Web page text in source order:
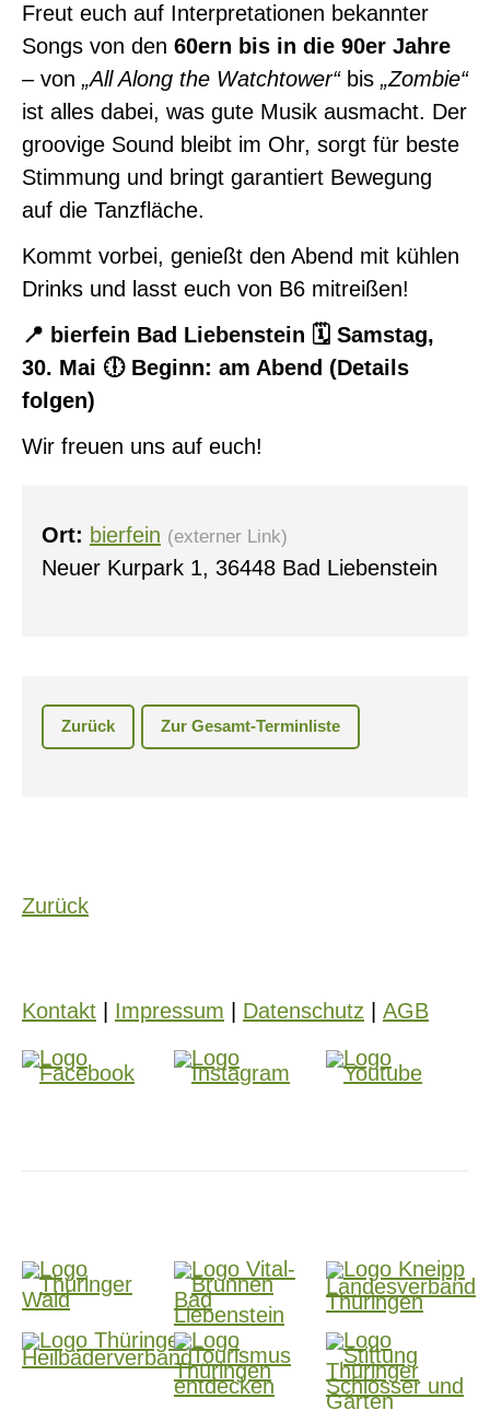
Freut euch auf Interpretationen bekannter
Songs von den 60ern bis in die 90er Jahre
– von „All Along the Watchtower“bis „Zombie“
ist alles dabei, was gute Musik ausmacht. Der
groovige Sound bleibt im Ohr, sorgt für beste
Stimmung und bringt garantiert Bewegung
auf die Tanzfläche.
Kommt vorbei, genießt den Abend mit kühlen
Drinks und lasst euch von B6 mitreißen!
📍 bierfein Bad Liebenstein 🗓 Samstag,
30. Mai 🕕 Beginn: am Abend (Details
folgen)
Wir freuen uns auf euch!
Ort: bierfein (externer Link)
Neuer Kurpark 1, 36448 Bad Liebenstein
Zurück Zur Gesamt-Terminliste
Zurück
Kontakt Impressum Datenschutz AGB